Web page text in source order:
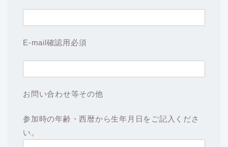
E-mail確認用 必須
お問い合わせ等その他
参加時の年齢・西暦から生年月日をご記入くださ
い。